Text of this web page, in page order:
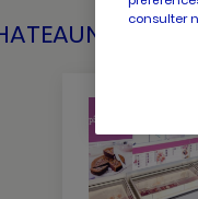
LES
consulter